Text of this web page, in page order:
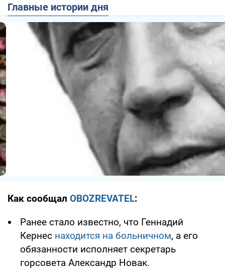
Главные истории дня
Как сообщал OBOZREVATEL:
Ранее стало известно, что Геннадий
Кернес находится на больничном, а его
обязанности исполняет секретарь
горсовета Александр Новак.